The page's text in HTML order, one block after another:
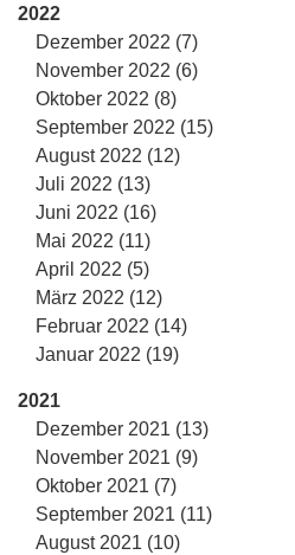
2022
Dezember 2022 (7)
November 2022 (6)
Oktober 2022 (8)
September 2022 (15)
August 2022 (12)
Juli 2022 (13)
Juni 2022 (16)
Mai 2022 (11)
April 2022 (5)
März 2022 (12)
Februar 2022 (14)
Januar 2022 (19)
2021
Dezember 2021 (13)
November 2021 (9)
Oktober 2021 (7)
September 2021 (11)
August 2021 (10)